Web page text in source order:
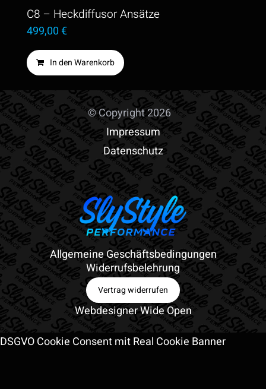
der
gewählt
werden
C8 – Heckdiffusor Ansätze
499,00€
In den Warenkorb
© Copyright 2026
Impressum
Datenschutz
Allgemeine Geschäftsbedingungen
Widerrufsbelehrung
Vertrag widerrufen
Webdesigner Wide Open
DSGVO Cookie Consent mit Real Cookie Banner